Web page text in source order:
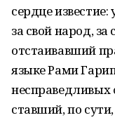
сердце
за свой народ, за
отстаивавший
языке Рами
несправедливых
ставший, по